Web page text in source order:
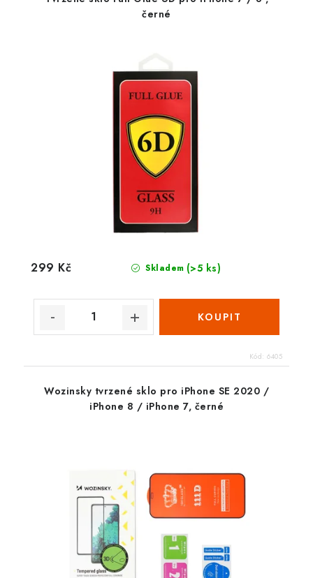
černé
Skladem (>5 ks)
299 Kč
Kód: 6405
Wozinsky tvrzené sklo pro iPhone SE 2020 /
iPhone 8 / iPhone 7, černé